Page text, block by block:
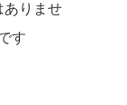
ありませ
す